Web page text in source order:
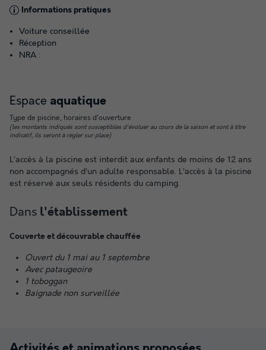
Informations pratiques
Voiture conseillée
Réception
NRA :
Espace aquatique
Type de piscine, horaires d'ouverture
(les montants indiqués sont susceptibles d'évoluer au cours de la saison et sont à titre
indicatif, ils seront à régler sur place)
L’accès à la piscine est interdit aux enfants de moins de 12 ans
non accompagnés d’un adulte responsable. L’accès à la piscine
est réservé aux seuls résidents du camping.
Dans l'établissement
Couverte et découvrable chauffée
Ouvert du 1 mai au 1 septembre
Avec pataugeoire
1 toboggan
Baignade non surveillée